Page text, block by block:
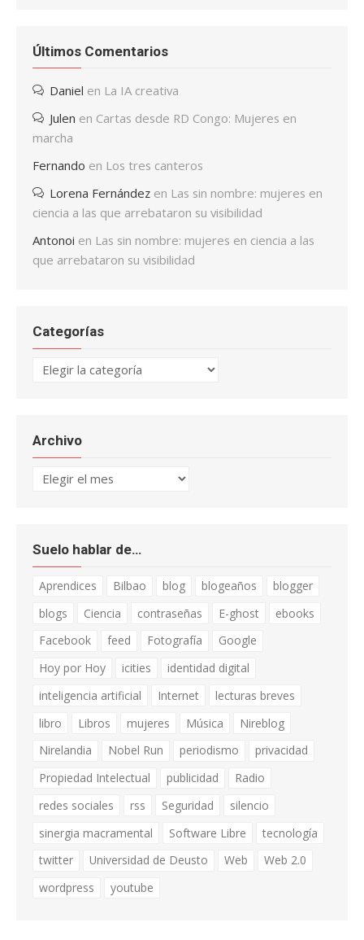
Últimos Comentarios
Daniel en La IA creativa
Julen en Cartas desde RD Congo: Mujeres en
marcha
Fernando en Los tres canteros
Lorena Fernández en Las sin nombre: mujeres en
ciencia a las que arrebataron su visibilidad
Antonoi en Las sin nombre: mujeres en ciencia a las
que arrebataron su visibilidad
Categorías
Categorías
Archivo
Archivo
Suelo hablar de…
Aprendices Bilbao blog blogeaños
blogger
blogs
Ciencia contraseñas E-ghost
ebooks
Facebook
feed Fotografía
Google
Hoy por Hoy
icities
identidad digital
inteligencia artificial
Internet
lecturas breves
libro
Libros mujeres Música
Nireblog
Nirelandia
Nobel Run periodismo
privacidad
Propiedad Intelectual
publicidad
Radio
redes sociales
rss Seguridad
silencio
sinergia macramental
Software Libre
tecnología
twitter
Universidad de Deusto Web
Web 2.0
wordpress
youtube